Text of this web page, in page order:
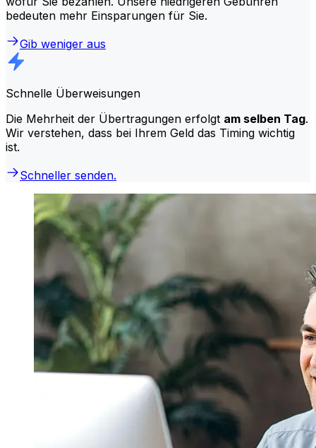
bedeuten mehr Einsparungen für Sie.
Gib weniger aus
Schnelle Überweisungen
Die Mehrheit der Übertragungen erfolgt am selben Tag.
Wir verstehen, dass bei Ihrem Geld das Timing wichtig
ist.
Schneller senden.